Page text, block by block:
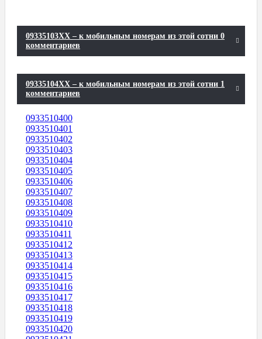
09335103XX – к мобильным номерам из этой сотни 0
комментариев
09335104XX – к мобильным номерам из этой сотни 1
комментариев
0933510400
0933510401
0933510402
0933510403
0933510404
0933510405
0933510406
0933510407
0933510408
0933510409
0933510410
0933510411
0933510412
0933510413
0933510414
0933510415
0933510416
0933510417
0933510418
0933510419
0933510420